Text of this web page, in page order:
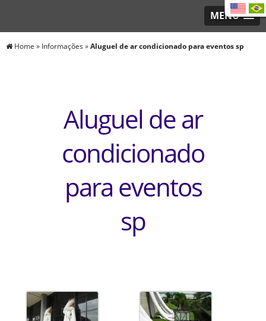
MENU
Home » Informações»Aluguel de ar condicionado para eventos sp
Aluguel de ar
condicionado
para eventos
sp